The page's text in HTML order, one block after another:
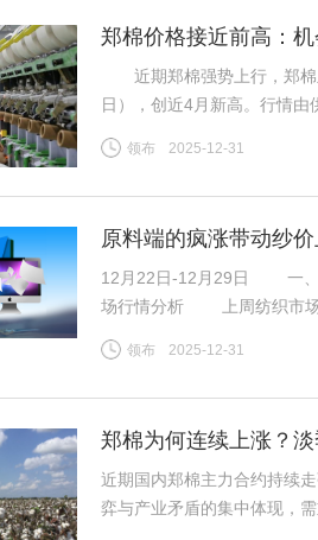
郑棉价格接近前高：
近期郑棉强势上行，郑棉
日），创近4月新高。行情
（一）供给预期收紧成核
领布 2025-12-31
原料端的疯涨带动纱
12月22日-12月29日 一
场行情分析 上周纺织市场
极态势，打破往年年末淡
领布 2025-12-31
郑棉为何连续上涨？
近期国内郑棉主力合约持续
弈与产业矛盾的集中体现，